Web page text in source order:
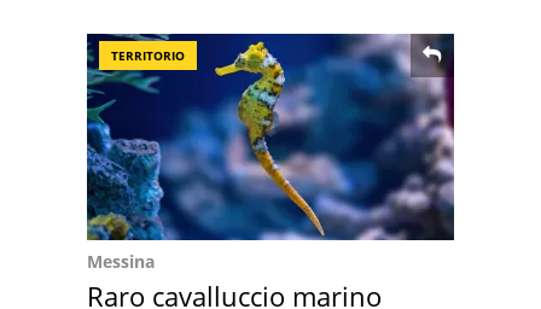
TERRITORIO
Messina
Raro cavalluccio marino